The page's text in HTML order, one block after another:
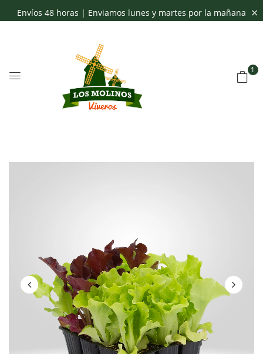
Envíos 48 horas | Enviamos lunes y martes por la mañana
1